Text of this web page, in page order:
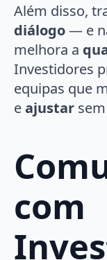
Além disso,
diálogo— e
melhora a
Investidores
equipas que
eajustar
com